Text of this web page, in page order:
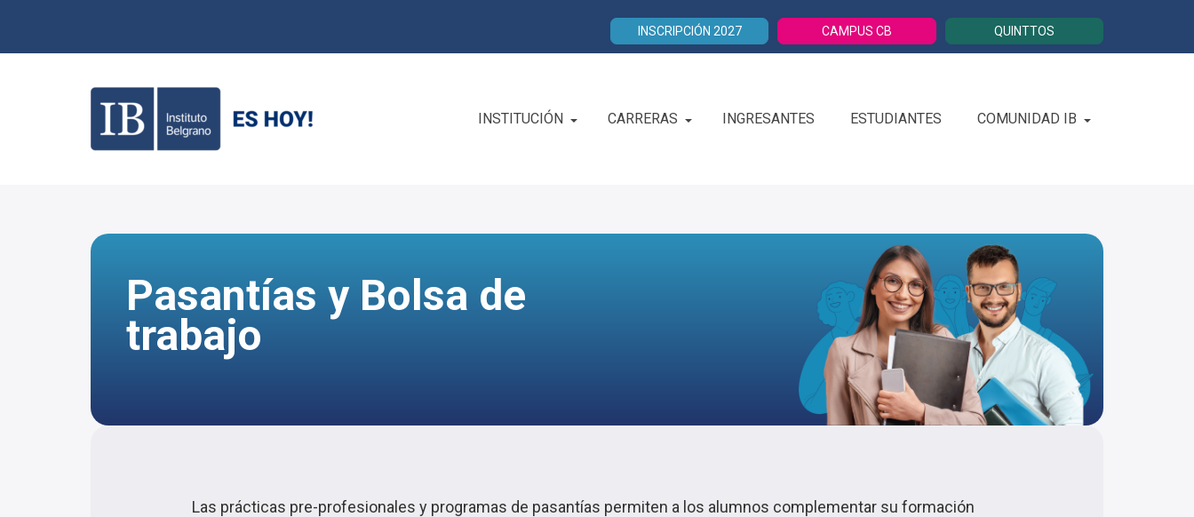
INSCRIPCIÓN 2027 CAMPUS CB QUINTTOS
INSTITUCIÓN CARRERAS INGRESANTES ESTUDIANTES COMUNIDAD IB
Pasantías y Bolsa de
trabajo
Las prácticas pre-profesionales y programas de pasantías permiten a los alumnos complementar su formación